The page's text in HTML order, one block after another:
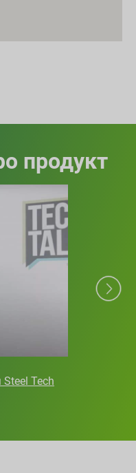
продукт
Tech